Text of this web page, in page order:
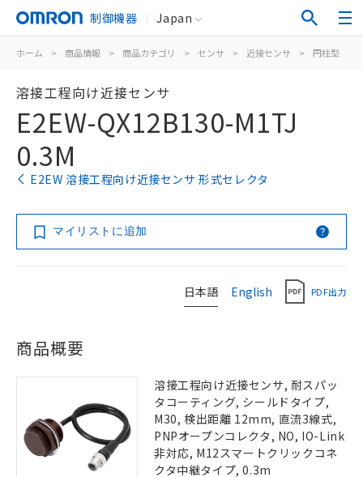
制御機器 Japan
ホーム > 商品情報 > 商品カテゴリ > センサ > 近接センサ > 円柱型
溶接工程向け近接センサ
E2EW-QX12B130-M1TJ
0.3M
E2EW 溶接工程向け近接センサ 形式セレクタ
マイリストに追加
日本語 English PDF出力
商品概要
溶接工程向け近接センサ, 耐スパッ
タコーティング, シールドタイプ,
M30, 検出距離 12mm, 直流3線式,
PNPオープンコレクタ, NO, IO-Link
非対応, M12スマートクリックコネ
クタ中継タイプ, 0.3m